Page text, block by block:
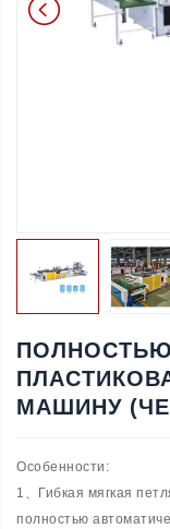
МАШИНУ
Особенности:
1、Гибкая мягкая
полностью